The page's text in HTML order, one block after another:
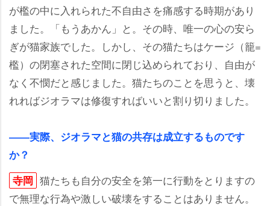
が檻の中に入れられた不自由さを痛感する時期があり
ました。「もうあかん」と。その時、唯一の心の安ら
ぎが猫家族でした。しかし、その猫たちはケージ（籠=
檻）の閉塞された空間に閉じ込められており、自由が
なく不憫だと感じました。猫たちのことを思うと、壊
れればジオラマは修復すればいいと割り切りました。
――実際、ジオラマと猫の共存は成立するものです
か？
寺岡 猫たちも自分の安全を第一に行動をとりますの
で無理な行為や激しい破壊をすることはありません。